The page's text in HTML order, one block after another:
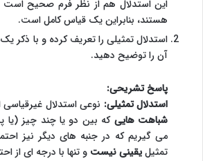
این استدلال هم از نظر فرم صحیح
هستند، بنابراین یک قیاس کامل است.
استدلال تمثیلی را تعریف کرده و با ذکر
آن را توضیح دهید.
پاسخ تشریحی:
استدلال تمثیلی: نوعی استدلال
شباهت هایی که بین دو یا چند چیز (یا
می گیریم که در جنبه های دیگر نیز
تمثیلیقینی نیست و تنها با درجه ای از